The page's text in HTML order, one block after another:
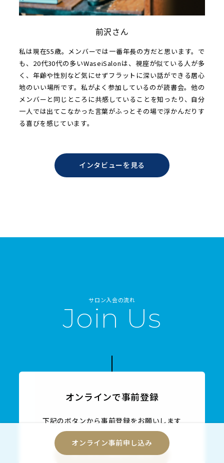
オンライン事前申し込み
前沢さん
私は現在55歳。メンバーでは一番年長の方だと思います。で
も、20代30代の多いWaseiSalonは、視座が似ている人が多
く、年齢や性別など気にせずフラットに深い話ができる居心
地のいい場所です。私がよく参加しているのが読書会。他の
メンバーと同じところに共感していることを知ったり、自分
一人では出てこなかった言葉がふっとその場で浮かんだりす
る喜びを感じています。
インタビューを見る
サロン入会の流れ
Join Us
オンラインで事前登録
下記のボタンから事前登録をお願いします
オンライン事前申し込み